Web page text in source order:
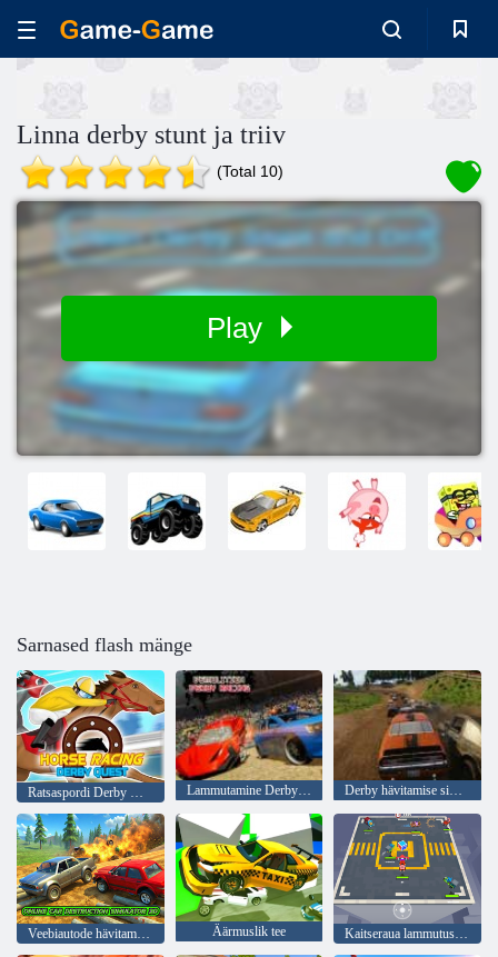
Linna derby stunt ja triiv
(Total 10)
Play
Sarnased flash mänge
Ratsaspordi Derby Quest Lammutamine Derby Racing Derby hävitamise simulaator
Veebiautode hävitamise simulaator 3D Äärmuslik tee Kaitseraua lammutusvõistlus